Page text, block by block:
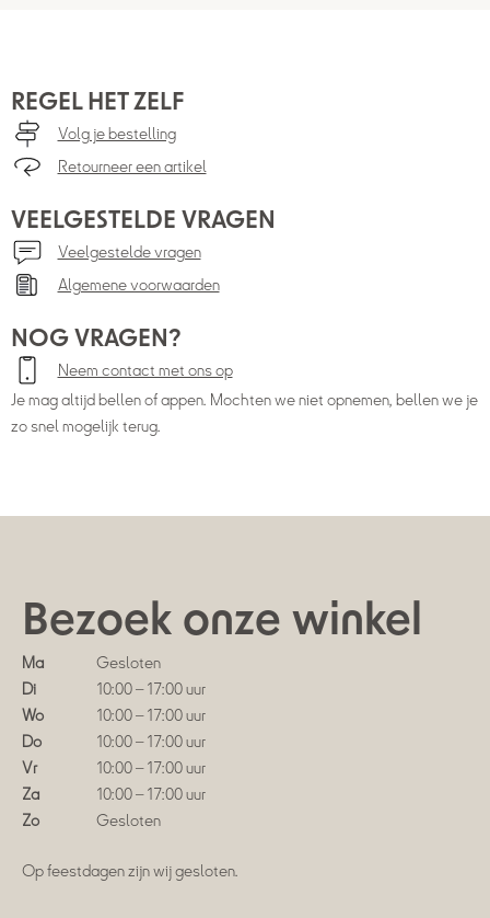
REGEL HET ZELF
Volg je bestelling
Retourneer een artikel
VEELGESTELDE VRAGEN
Veelgestelde vragen
Algemene voorwaarden
NOG VRAGEN?
Neem contact met ons op
Je mag altijd bellen of appen. Mochten we niet opnemen, bellen we je
zo snel mogelijk terug.
Bezoek onze winkel
Ma
Gesloten
Di
10:00 – 17:00 uur
Wo
10:00 – 17:00 uur
Do
10:00 – 17:00 uur
Vr
10:00 – 17:00 uur
Za
10:00 – 17:00 uur
Zo
Gesloten
Op feestdagen zijn wij gesloten.